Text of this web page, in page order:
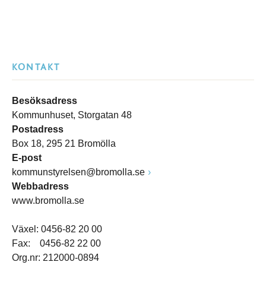
KONTAKT
Besöksadress
Kommunhuset, Storgatan 48
Postadress
Box 18, 295 21 Bromölla
E-post
kommunstyrelsen@bromolla.se
Webbadress
www.bromolla.se
Växel: 0456-82 20 00
Fax: 0456-82 22 00
Org.nr: 212000-0894